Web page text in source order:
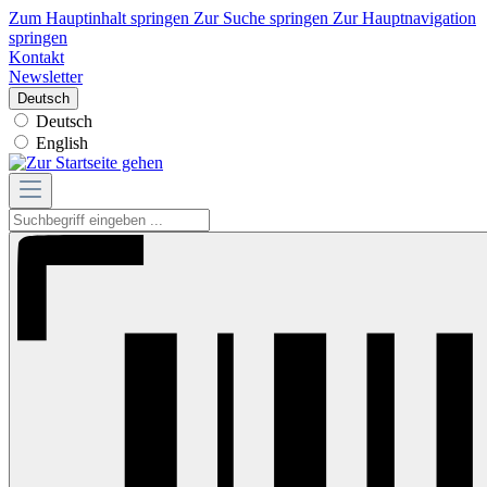
Zum Hauptinhalt springen Zur Suche springen Zur Hauptnavigation
springen
Kontakt
Newsletter
Deutsch
Deutsch
English